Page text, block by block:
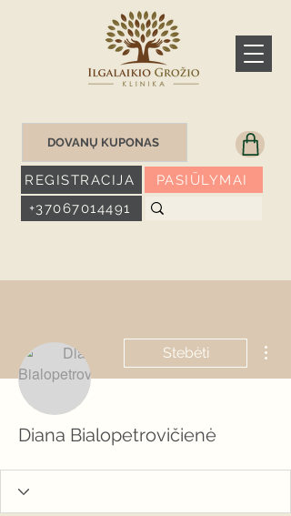
DOVANŲ KUPONAS
REGISTRACIJA
PASIŪLYMAI
+37067014491
Stebėti
Diana Bialopetrovičienė